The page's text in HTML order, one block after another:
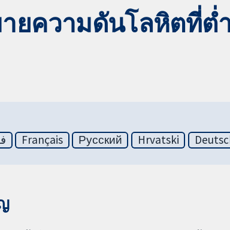
ายความดันโลหิตที่
Français Русский Hrvatski